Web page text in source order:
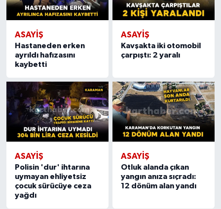
ASAYIŞ
Hastaneden erken
ayrıldı hafızasını
kaybetti
ASAYIŞ
Kavşakta iki otomobil
çarpıştı: 2 yaralı
ASAYIŞ
Polisin 'dur' ihtarına
uymayan ehliyetsiz
çocuk sürücüye ceza
yağdı
ASAYIŞ
Otluk alanda çıkan
yangın anıza sıçradı:
12 dönüm alan yandı